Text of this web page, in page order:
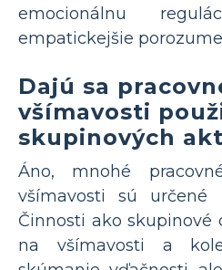
emocionálnu
empatickejšie
Dajú sa
všímavosti
skupinových
Áno, mnohé
všímavosti sú určené
Činnosti ako skupinové
na všímavosti a